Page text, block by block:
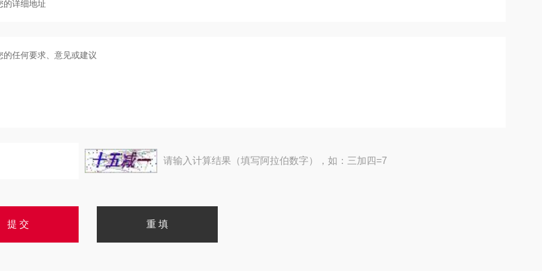
请输入计算结果（填写阿拉伯数字），如：三加四=7